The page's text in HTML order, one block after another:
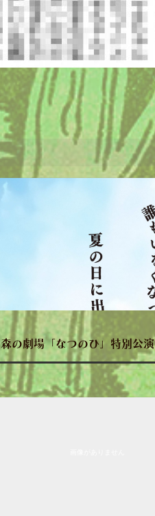
の劇場「なつのひ」特別公演